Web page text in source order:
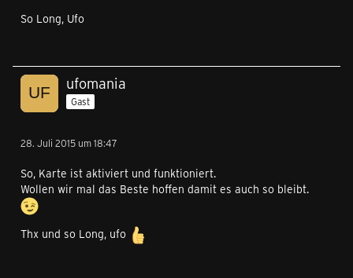
So Long, Ufo
ufomania
Gast
28. Juli 2015 um 18:47
So, Karte ist aktiviert und funktioniert.
Wollen wir mal das Beste hoffen damit es auch so bleibt.
Thx und so Long, ufo